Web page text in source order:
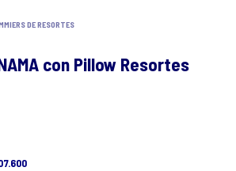
DE RESORTES
con Pillow Resortes